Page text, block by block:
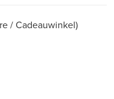
/ Cadeauwinkel)